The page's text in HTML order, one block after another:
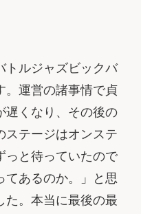
トルジャズビックバ
。運営の諸事情で貞
遅くなり、その後の
ステージはオンステ
っと待っていたので
てあるのか。」と思
た。本当に最後の最